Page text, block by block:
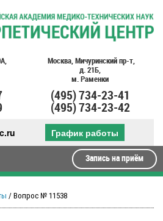
Москва, Мичуринский пр-т,
д. 21Б,
м. Раменки
(495)734-23-41
(495)734-23-42
График работы
Запись на приём
/ Вопрос № 11538